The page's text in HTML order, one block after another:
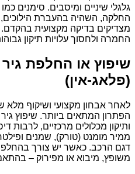
גלגלי שיניים ומיסבים. סימנים
החלקה, השהיה בהעברת הילוכים,
מצדיקים בדיקה מקצועית בהקדם.
החמרה ולחסוך עלויות תיקון
(פלאג-אין)
לאחר אבחון מקצועי ושיקוף מלא
הפתרון המתאים ביותר. שיפוץ
ותיקון מכלולים מרכזיים, לרבות
ממיר מומנט (טורק), שמנים
דגם הרכב. כאשר יש צורך
משופץ, מיבוא או מפירוק –